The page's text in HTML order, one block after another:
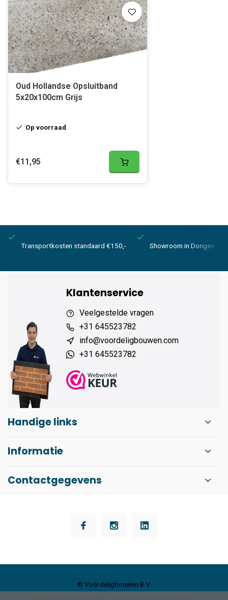
Oud Hollandse Opsluitband
5x20x100cm Grijs
Op voorraad
€11,95
Transportkosten standaard €150,- Showroom in Dongen
Klantenservice
Veelgestelde vragen
+31 645523782
info@voordeligbouwen.com
+31 645523782
Handige links
Informatie
Contactgegevens
© Voordeligbouwen B.V.